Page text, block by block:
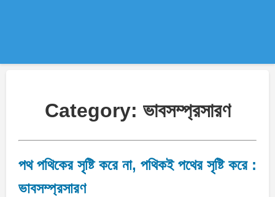
Category: ভাবসম্প্রসারণ
পথ পথিকের সৃষ্টি করে না, পথিকই পথের সৃষ্টি করে :
ভাবসম্প্রসারণ